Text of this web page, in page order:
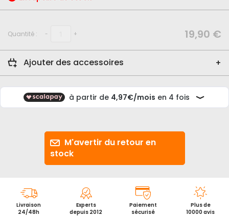
début
la
d’images
Quantité : - + 19,90 €
Ajouter des accessoires
M'avertir du retour en
stock
Livraison
24/48h
Experts
depuis 2012
Paiement
sécurisé
Plus de
10000 avis